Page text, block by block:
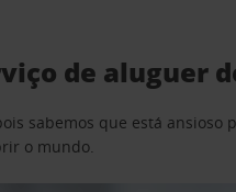
de aluguer
sabemos que está
o mundo.